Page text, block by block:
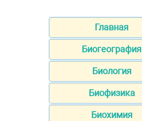
Главная
Биогеография
Биология
Биофизика
Биохимия